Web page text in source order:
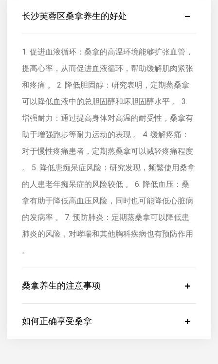
长沙芙蓉区桑拿养生的好处
1. 促进血液循环：桑拿的高温环境能够扩张血管，
提高心率，从而促进血液循环，帮助缓解肌肉紧张
和疼痛 。 2. 降低胆固醇：研究表明，定期蒸桑拿
可以降低血液中的总胆固醇和坏胆固醇水平 。 3.
增强耐力：通过提高身体对高温的耐受性，桑拿有
助于增强跑步等耐力运动的表现 。 4. 缓解疼痛：
对于慢性疼痛患者，定期蒸桑拿可以减轻疼痛程度
。 5. 降低患痴呆症风险：研究发现，频繁使用桑拿
的人患老年痴呆症的风险较低 。 6. 降低血压：桑
拿有助于降低高血压风险，同时也可能降低心脏病
的发病率 。 7. 预防肺炎：定期蒸桑拿可以降低患
肺炎的风险，对哮喘和其他胸科疾病也有预防作用
。
桑拿养生的注意事项
如何正确享受桑拿